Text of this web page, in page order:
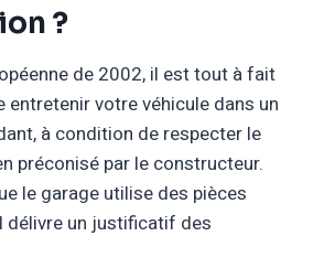
?
de 2002, il est tout à fait
entretenir votre véhicule dans un
à condition de respecter le
préconisé par le constructeur.
le garage utilise des pièces
délivre un justificatif des